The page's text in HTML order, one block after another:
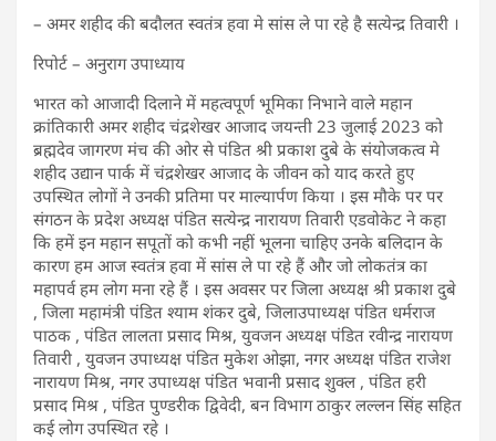
– अमर शहीद की बदौलत स्वतंत्र हवा मे सांस ले पा रहे है सत्येन्द्र तिवारी ।
रिपोर्ट – अनुराग उपाध्याय
भारत को आजादी दिलाने में महत्वपूर्ण भूमिका निभाने वाले महान
क्रांतिकारी अमर शहीद चंद्रशेखर आजाद जयन्ती 23 जुलाई 2023 को
ब्रह्मदेव जागरण मंच की ओर से पंडित श्री प्रकाश दुबे के संयोजकत्व मे
शहीद उद्यान पार्क में चंद्रशेखर आजाद के जीवन को याद करते हुए
उपस्थित लोगों ने उनकी प्रतिमा पर माल्यार्पण किया । इस मौके पर पर
संगठन के प्रदेश अध्यक्ष पंडित सत्येन्द्र नारायण तिवारी एडवोकेट ने कहा
कि हमें इन महान सपूतों को कभी नहीं भूलना चाहिए उनके बलिदान के
कारण हम आज स्वतंत्र हवा में सांस ले पा रहे हैं और जो लोकतंत्र का
महापर्व हम लोग मना रहे हैं । इस अवसर पर जिला अध्यक्ष श्री प्रकाश दुबे
, जिला महामंत्री पंडित श्याम शंकर दुबे, जिलाउपाध्यक्ष पंडित धर्मराज
पाठक , पंडित लालता प्रसाद मिश्र, युवजन अध्यक्ष पंडित रवीन्द्र नारायण
तिवारी , युवजन उपाध्यक्ष पंडित मुकेश ओझा, नगर अध्यक्ष पंडित राजेश
नारायण मिश्र, नगर उपाध्यक्ष पंडित भवानी प्रसाद शुक्ल , पंडित हरी
प्रसाद मिश्र , पंडित पुण्डरीक द्विवेदी, बन विभाग ठाकुर लल्लन सिंह सहित
कई लोग उपस्थित रहे ।